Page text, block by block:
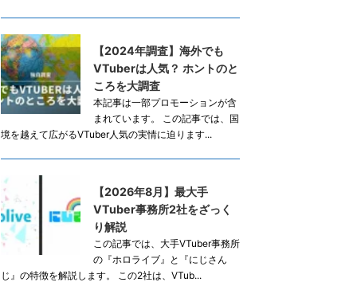
【2024年調査】海外でも
VTuberは人気？ ホントのと
ころを大調査
本記事は一部プロモーションが含
まれています。 この記事では、国
境を越えて広がるVTuber人気の実情に迫ります...
【2026年8月】最大手
VTuber事務所2社をざっく
り解説
この記事では、大手VTuber事務所
の『ホロライブ』と『にじさん
じ』の特徴を解説します。 この2社は、VTub...